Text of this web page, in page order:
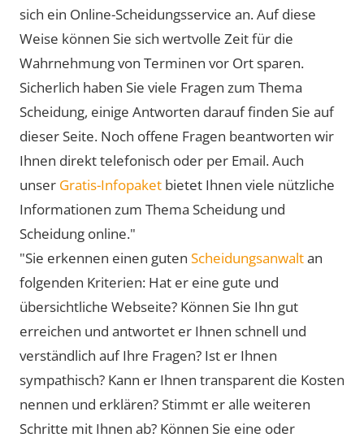
sich ein Online-Scheidungsservice an. Auf diese
Weise können Sie sich wertvolle Zeit für die
Wahrnehmung von Terminen vor Ort sparen.
Sicherlich haben Sie viele Fragen zum Thema
Scheidung, einige Antworten darauf finden Sie auf
dieser Seite. Noch offene Fragen beantworten wir
Ihnen direkt telefonisch oder per Email. Auch
unser Gratis-Infopaket bietet Ihnen viele nützliche
Informationen zum Thema Scheidung und
Scheidung online."
"Sie erkennen einen guten Scheidungsanwaltan
folgenden Kriterien: Hat er eine gute und
übersichtliche Webseite? Können Sie Ihn gut
erreichen und antwortet er Ihnen schnell und
verständlich auf Ihre Fragen? Ist er Ihnen
sympathisch? Kann er Ihnen transparent die Kosten
nennen und erklären? Stimmt er alle weiteren
Schritte mit Ihnen ab? Können Sie eine oder